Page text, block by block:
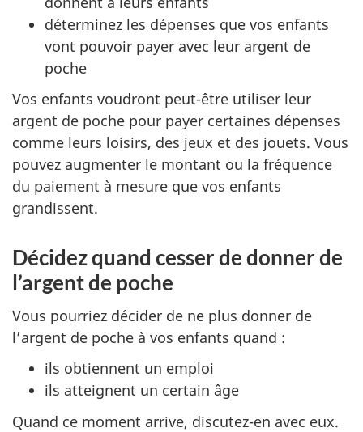
déterminez les dépenses que vos enfants
vont pouvoir payer avec leur argent de
poche
Vos enfants voudront peut-être utiliser leur
argent de poche pour payer certaines dépenses
comme leurs loisirs, des jeux et des jouets. Vous
pouvez augmenter le montant ou la fréquence
du paiement à mesure que vos enfants
grandissent.
Décidez quand cesser de donner de
l’argent de poche
Vous pourriez décider de ne plus donner de
l’argent de poche à vos enfants quand :
ils obtiennent un emploi
ils atteignent un certain âge
Quand ce moment arrive, discutez-en avec eux.